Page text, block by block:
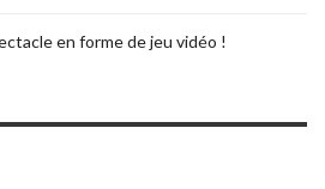
en forme de jeu vidéo !